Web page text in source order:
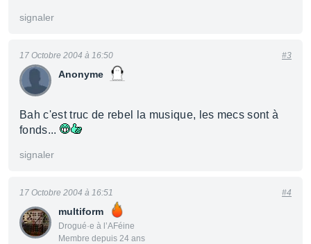
signaler
Anonyme
17 Octobre 2004 à 16:50 #3
Bah c'est truc de rebel la musique, les mecs sont à
fonds...
signaler
multiform
Drogué·e à l’AFéine
Membre depuis 24 ans
17 Octobre 2004 à 16:51 #4